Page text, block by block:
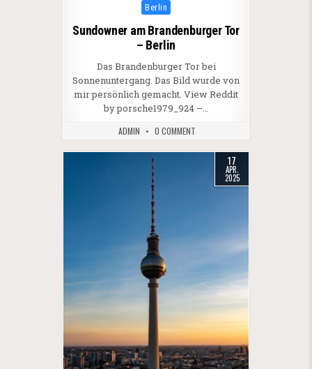
Posted in
Berlin
Sundowner am Brandenburger Tor
– Berlin
Das Brandenburger Tor bei
Sonnenuntergang. Das Bild wurde von
mir persönlich gemacht. View Reddit
by porsche1979_924 –…
ADMIN 0 COMMENT
17
APR.
2025